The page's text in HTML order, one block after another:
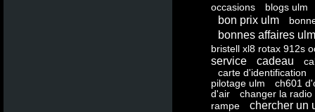
occasions blogs ulm
bon prix ulm
bonnes affaires ulm
bristell xl8 rotax 912s
service cadeau
carte d'identification
pilotage ulm
ch601
d'air
changer la radio
rampe
chercher un